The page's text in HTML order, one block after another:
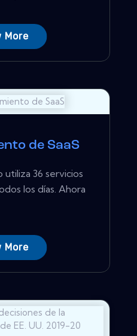
More
de SaaS
36 servicios
los días. Ahora
More